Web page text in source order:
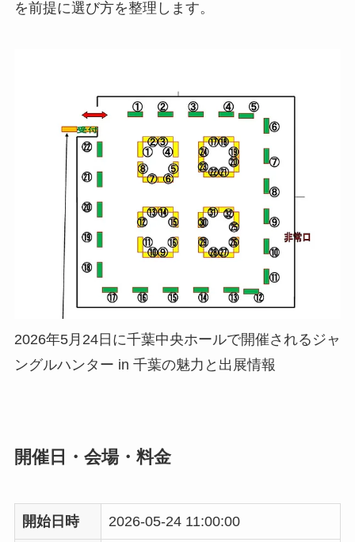
を前提に選び方を整理します。
2026年5月24日に千葉中央ホールで開催されるジャ
ングルハンター in 千葉の魅力と出展情報
開催日・会場・料金
開始日時 2026-05-24 11:00:00